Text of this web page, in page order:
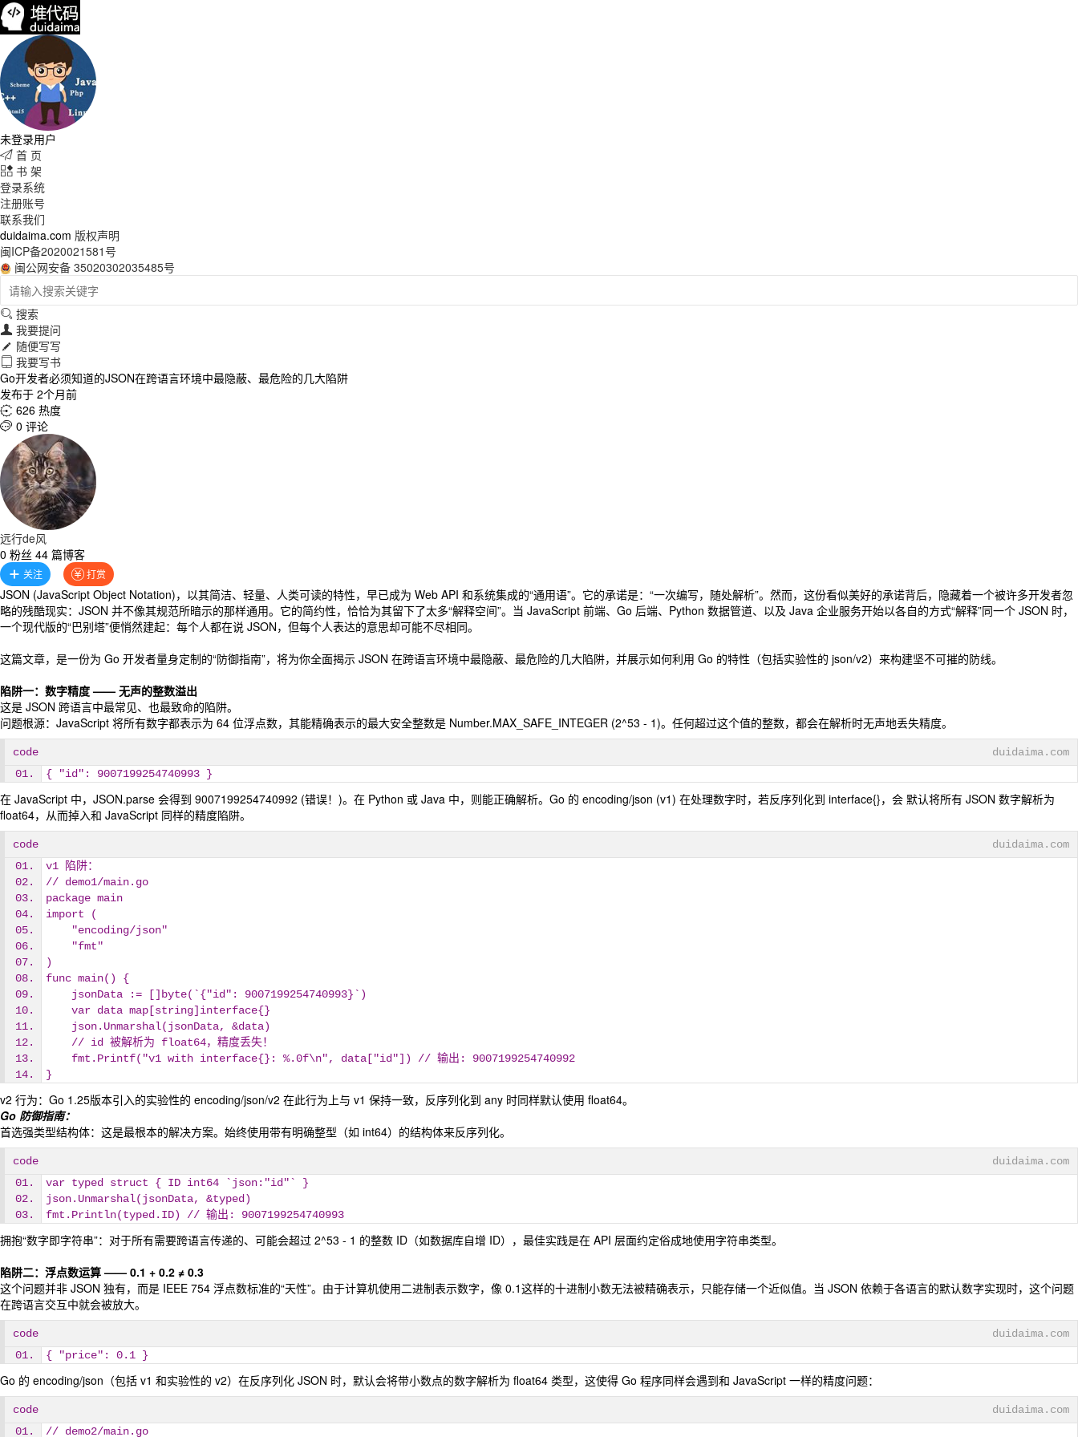
未登录用户
 首 页
 书 架
登录系统
注册账号
联系我们
duidaima.com 版权声明
闽ICP备2020021581号
闽公网安备 35020302035485号
 搜索
 我要提问
 随便写写
 我要写书
Go开发者必须知道的JSON在跨语言环境中最隐蔽、最危险的几大陷阱
发布于 2个月前
 626 热度
 0 评论
远行de风
0 粉丝 44 篇博客
 关注 打赏
JSON (JavaScript Object Notation)，以其简洁、轻量、人类可读的特性，早已成为 Web API 和系统集成的“通用语”。它的承诺是：“一次编写，随处解析”。然而，这份看似美好的承诺背后，隐藏着一个被许多开发者忽
略的残酷现实：JSON 并不像其规范所暗示的那样通用。它的简约性，恰恰为其留下了太多“解释空间”。当 JavaScript 前端、Go 后端、Python 数据管道、以及 Java 企业服务开始以各自的方式“解释”同一个 JSON 时，
一个现代版的“巴别塔”便悄然建起：每个人都在说 JSON，但每个人表达的意思却可能不尽相同。
这篇文章，是一份为 Go 开发者量身定制的“防御指南”，将为你全面揭示 JSON 在跨语言环境中最隐蔽、最危险的几大陷阱，并展示如何利用 Go 的特性（包括实验性的 json/v2）来构建坚不可摧的防线。
陷阱一：数字精度 —— 无声的整数溢出
这是 JSON 跨语言中最常见、也最致命的陷阱。
问题根源：JavaScript 将所有数字都表示为 64 位浮点数，其能精确表示的最大安全整数是 Number.MAX_SAFE_INTEGER (2^53 - 1)。任何超过这个值的整数，都会在解析时无声地丢失精度。
code
duidaima.com
{ "id": 9007199254740993 }
在 JavaScript 中，JSON.parse 会得到 9007199254740992 (错误！)。在 Python 或 Java 中，则能正确解析。Go 的 encoding/json (v1) 在处理数字时，若反序列化到 interface{}，会 默认将所有 JSON 数字解析为
float64，从而掉入和 JavaScript 同样的精度陷阱。
code
duidaima.com
v1 陷阱：
// demo1/main.go
package main
import (
    "encoding/json"
    "fmt"
)
func main() {
    jsonData := []byte(`{"id": 9007199254740993}`)
    var data map[string]interface{}
    json.Unmarshal(jsonData, &data)
    // id 被解析为 float64，精度丢失！
    fmt.Printf("v1 with interface{}: %.0f\n", data["id"]) // 输出: 9007199254740992
}
v2 行为：Go 1.25版本引入的实验性的 encoding/json/v2 在此行为上与 v1 保持一致，反序列化到 any 时同样默认使用 float64。
Go 防御指南：
首选强类型结构体：这是最根本的解决方案。始终使用带有明确整型（如 int64）的结构体来反序列化。
code
duidaima.com
var typed struct { ID int64 `json:"id"` }
json.Unmarshal(jsonData, &typed)
fmt.Println(typed.ID) // 输出: 9007199254740993
拥抱“数字即字符串”：对于所有需要跨语言传递的、可能会超过 2^53 - 1 的整数 ID（如数据库自增 ID），最佳实践是在 API 层面约定俗成地使用字符串类型。
陷阱二：浮点数运算 —— 0.1 + 0.2 ≠ 0.3
这个问题并非 JSON 独有，而是 IEEE 754 浮点数标准的“天性”。由于计算机使用二进制表示数字，像 0.1这样的十进制小数无法被精确表示，只能存储一个近似值。当 JSON 依赖于各语言的默认数字实现时，这个问题
在跨语言交互中就会被放大。
code
duidaima.com
{ "price": 0.1 }
Go 的 encoding/json（包括 v1 和实验性的 v2）在反序列化 JSON 时，默认会将带小数点的数字解析为 float64 类型，这使得 Go 程序同样会遇到和 JavaScript 一样的精度问题：
code
duidaima.com
// demo2/main.go